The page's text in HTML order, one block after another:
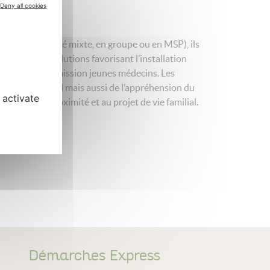
(en activité mixte, en groupe ou en MSP), ils
trouver des solutions favorisant l’installation
de la Commission jeunes médecins. Les
de travail mais aussi de l’appréhension du
à la proximité et au projet de vie familial.
Démarches Express
Deny all cookies
activate